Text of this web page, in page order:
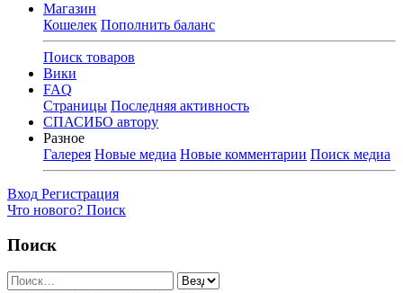
Магазин
Кошелек Пополнить баланс
Поиск товаров
Вики
FAQ
Страницы Последняя активность
СПАСИБО автору
Разное
Галерея Новые медиа Новые комментарии Поиск медиа
Вход Регистрация
Что нового? Поиск
Поиск